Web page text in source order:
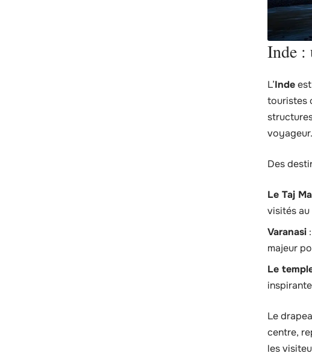
Inde :
L’Inde
touristes
voyageur.
Des
Le Taj
visités au
Varanasi
majeur
Le
Le
centre,
les